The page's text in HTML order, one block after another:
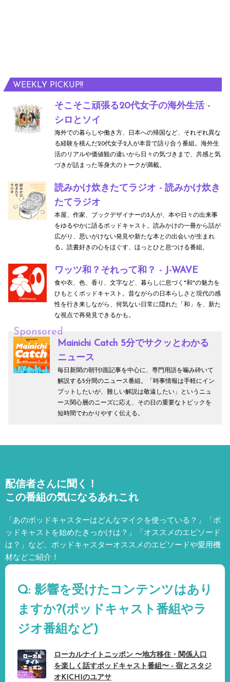
WEEKLY PICKUP!!
そこそこ頑張る20代女子の海外生活 -
シロとソイ
海外での暮らしや働き方、日本への帰国など、それぞれ異な
る経験を積んだ20代女子2人が本音で語り合う番組。海外生
活のリアルや価値観の違いから日々の気づきまで、共感と気
づきが詰まった等身大のトークが満載。
読みかけ炊きたてラジオ - 読みかけ炊き
たてラジオ
本屋、作家、ブックデザイナーの3人が、本や日々の出来事
をゆるやかに語るポッドキャスト。読みかけの一冊から話が
広がり、思いがけない発見や新たな本との出会いが生まれ
る。読書好きの心をほぐす、ほっとひと息つける番組。
ワッツ和？それって和？ - J-WAVE
食や衣、色、香り、文字など、暮らしに息づく"和"の魅力を
ひもとくポッドキャスト。昔ながらの日本らしさと現代の感
性を行き来しながら、何気ない日常に隠れた「和」を、新た
な視点で再発見できるかも。
Sponsored
Mainichi Catch 5分でサクッとわかる
ニュース
毎日新聞の朝刊1面記事を中心に、専門用語を噛み砕いて
解説する5分間のニュース番組。「時事情報は手軽にイン
プットしたいが、難しい解説は敬遠したい」というニュ
ース関心層のニーズに応え、その日の重要なトピックを
短時間でわかりやすく伝える。
配信者さんに聞く！
この番組の気になるあれこれ
「あのポッドキャスターはどんなマイクを使っている？」「ポ
ッドキャストを始めたきっかけは？」「オススメのエピソード
は？」など、 ポッドキャスターオススメのエピソードや愛用機
材などご紹介！
Q: 影響を受けたコンテンツはあり
ますか?(ポッドキャスト番組やラ
ジオ番組など)
ローカルナイトニッポン 〜地方移住・関係人口
を楽しく話すポッドキャスト番組〜 - 宿とスタジ
オKICHIのユアサ